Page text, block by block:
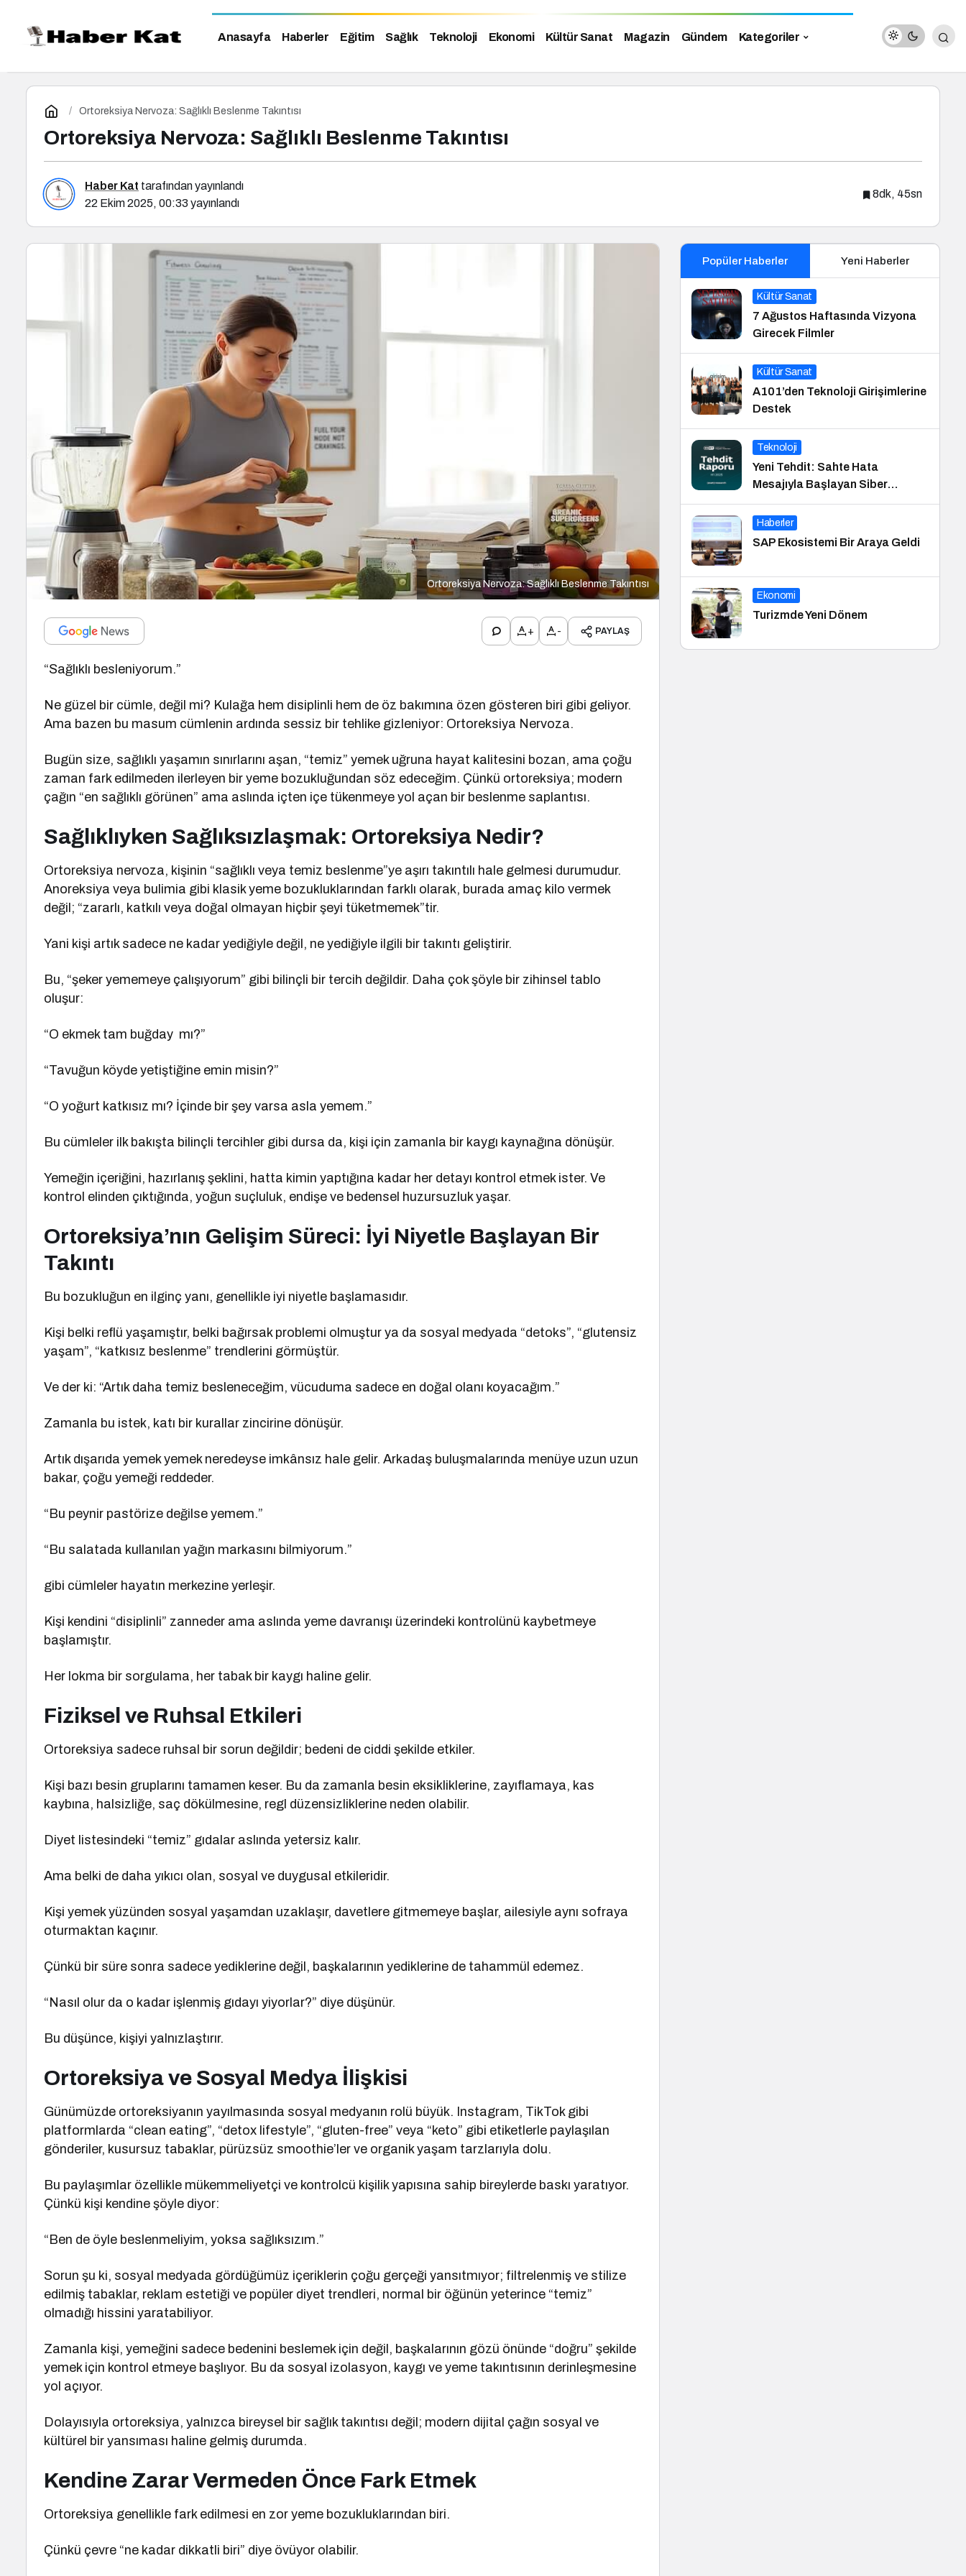
Anasayfa Haberler Eğitim Sağlık Teknoloji Ekonomi Kültür Sanat Magazin Gündem Kategoriler
Ortoreksiya Nervoza: Sağlıklı Beslenme Takıntısı
Ortoreksiya Nervoza: Sağlıklı Beslenme Takıntısı
Haber Kat tarafından yayınlandı
22 Ekim 2025, 00:33 yayınlandı
8dk, 45sn
Ortoreksiya Nervoza: Sağlıklı Beslenme Takıntısı
+ - PAYLAŞ
“Sağlıklı besleniyorum.”
Ne güzel bir cümle, değil mi? Kulağa hem disiplinli hem de öz bakımına özen gösteren biri gibi geliyor.
Ama bazen bu masum cümlenin ardında sessiz bir tehlike gizleniyor: Ortoreksiya Nervoza.
Bugün size, sağlıklı yaşamın sınırlarını aşan, “temiz” yemek uğruna hayat kalitesini bozan, ama çoğu
zaman fark edilmeden ilerleyen bir yeme bozukluğundan söz edeceğim. Çünkü ortoreksiya; modern
çağın “en sağlıklı görünen” ama aslında içten içe tükenmeye yol açan bir beslenme saplantısı.
Sağlıklıyken Sağlıksızlaşmak: Ortoreksiya Nedir?
Ortoreksiya nervoza, kişinin “sağlıklı veya temiz beslenme”ye aşırı takıntılı hale gelmesi durumudur.
Anoreksiya veya bulimia gibi klasik yeme bozukluklarından farklı olarak, burada amaç kilo vermek
değil; “zararlı, katkılı veya doğal olmayan hiçbir şeyi tüketmemek”tir.
Yani kişi artık sadece ne kadar yediğiyle değil, ne yediğiyle ilgili bir takıntı geliştirir.
Bu, “şeker yememeye çalışıyorum” gibi bilinçli bir tercih değildir. Daha çok şöyle bir zihinsel tablo
oluşur:
“O ekmek tam buğday mı?”
“Tavuğun köyde yetiştiğine emin misin?”
“O yoğurt katkısız mı? İçinde bir şey varsa asla yemem.”
Bu cümleler ilk bakışta bilinçli tercihler gibi dursa da, kişi için zamanla bir kaygı kaynağına dönüşür.
Yemeğin içeriğini, hazırlanış şeklini, hatta kimin yaptığına kadar her detayı kontrol etmek ister. Ve
kontrol elinden çıktığında, yoğun suçluluk, endişe ve bedensel huzursuzluk yaşar.
Ortoreksiya’nın Gelişim Süreci: İyi Niyetle Başlayan Bir
Takıntı
Bu bozukluğun en ilginç yanı, genellikle iyi niyetle başlamasıdır.
Kişi belki reflü yaşamıştır, belki bağırsak problemi olmuştur ya da sosyal medyada “detoks”, “glutensiz
yaşam”, “katkısız beslenme” trendlerini görmüştür.
Ve der ki: “Artık daha temiz besleneceğim, vücuduma sadece en doğal olanı koyacağım.”
Zamanla bu istek, katı bir kurallar zincirine dönüşür.
Artık dışarıda yemek yemek neredeyse imkânsız hale gelir. Arkadaş buluşmalarında menüye uzun uzun
bakar, çoğu yemeği reddeder.
“Bu peynir pastörize değilse yemem.”
“Bu salatada kullanılan yağın markasını bilmiyorum.”
gibi cümleler hayatın merkezine yerleşir.
Kişi kendini “disiplinli” zanneder ama aslında yeme davranışı üzerindeki kontrolünü kaybetmeye
başlamıştır.
Her lokma bir sorgulama, her tabak bir kaygı haline gelir.
Fiziksel ve Ruhsal Etkileri
Ortoreksiya sadece ruhsal bir sorun değildir; bedeni de ciddi şekilde etkiler.
Kişi bazı besin gruplarını tamamen keser. Bu da zamanla besin eksikliklerine, zayıflamaya, kas
kaybına, halsizliğe, saç dökülmesine, regl düzensizliklerine neden olabilir.
Diyet listesindeki “temiz” gıdalar aslında yetersiz kalır.
Ama belki de daha yıkıcı olan, sosyal ve duygusal etkileridir.
Kişi yemek yüzünden sosyal yaşamdan uzaklaşır, davetlere gitmemeye başlar, ailesiyle aynı sofraya
oturmaktan kaçınır.
Çünkü bir süre sonra sadece yediklerine değil, başkalarının yediklerine de tahammül edemez.
“Nasıl olur da o kadar işlenmiş gıdayı yiyorlar?” diye düşünür.
Bu düşünce, kişiyi yalnızlaştırır.
Ortoreksiya ve Sosyal Medya İlişkisi
Günümüzde ortoreksiyanın yayılmasında sosyal medyanın rolü büyük. Instagram, TikTok gibi
platformlarda “clean eating”, “detox lifestyle”, “gluten-free” veya “keto” gibi etiketlerle paylaşılan
gönderiler, kusursuz tabaklar, pürüzsüz smoothie’ler ve organik yaşam tarzlarıyla dolu.
Bu paylaşımlar özellikle mükemmeliyetçi ve kontrolcü kişilik yapısına sahip bireylerde baskı yaratıyor.
Çünkü kişi kendine şöyle diyor:
“Ben de öyle beslenmeliyim, yoksa sağlıksızım.”
Sorun şu ki, sosyal medyada gördüğümüz içeriklerin çoğu gerçeği yansıtmıyor; filtrelenmiş ve stilize
edilmiş tabaklar, reklam estetiği ve popüler diyet trendleri, normal bir öğünün yeterince “temiz”
olmadığı hissini yaratabiliyor.
Zamanla kişi, yemeğini sadece bedenini beslemek için değil, başkalarının gözü önünde “doğru” şekilde
yemek için kontrol etmeye başlıyor. Bu da sosyal izolasyon, kaygı ve yeme takıntısının derinleşmesine
yol açıyor.
Dolayısıyla ortoreksiya, yalnızca bireysel bir sağlık takıntısı değil; modern dijital çağın sosyal ve
kültürel bir yansıması haline gelmiş durumda.
Kendine Zarar Vermeden Önce Fark Etmek
Ortoreksiya genellikle fark edilmesi en zor yeme bozukluklarından biri.
Çünkü çevre “ne kadar dikkatli biri” diye övüyor olabilir.
Popüler Haberler Yeni Haberler
Kültür Sanat
7 Ağustos Haftasında Vizyona
Girecek Filmler
Kültür Sanat
A101’den Teknoloji Girişimlerine
Destek
Teknoloji
Yeni Tehdit: Sahte Hata
Mesajıyla Başlayan Siber
Saldırılar Yükselişte
Haberler
SAP Ekosistemi Bir Araya Geldi
Ekonomi
Turizmde Yeni Dönem